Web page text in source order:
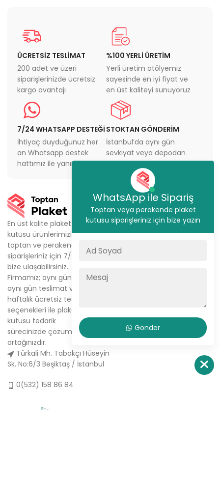
ÜCRETSİZ TESLİMAT
200 adet ve üzeri
siparişlerinizde ücretsiz
kargo avantajı
%100 YERLİ ÜRETİM
Yerli üretim atölyemiz
sayesinde en iyi fiyat ve
en üst kaliteyi sunuyoruz
7/24 WHATSAPP DESTEĞİ
İhtiyaç duyduğunuz her
an Whatsapp destek
hattımız ile yanınızdayız
STOKTAN GÖNDERİM
İstanbul’da aynı gün
sevkiyat veya depodan
teslimat imkanı
En üst kalite plaket
kutusu ürünlerimizi,
toptan ve perakende
siparişleriniz için 7/24
bize ulaşabilirsiniz.
Firmamız; aynı gün kargo,
aynı gün teslimat ve
haftalık ücretsiz teslimat
seçenekleri ile plaket
kutusu tedarik
sürecinizde çözüm
ortağınızdır.
Türkali Mh. Tabakçı Hüseyin
Sk. No:6/3 Beşiktaş / İstanbul
0(532) 158 86 84
KURUMSAL
Ürünlerimiz
Metal Plaket Kutusu
Kristal Plaket Kutusu
İletişim
WhatsApp ile Sipariş
Toptan veya perakende plaket
kutusu siparişleriniz için bize yazın
Gönder